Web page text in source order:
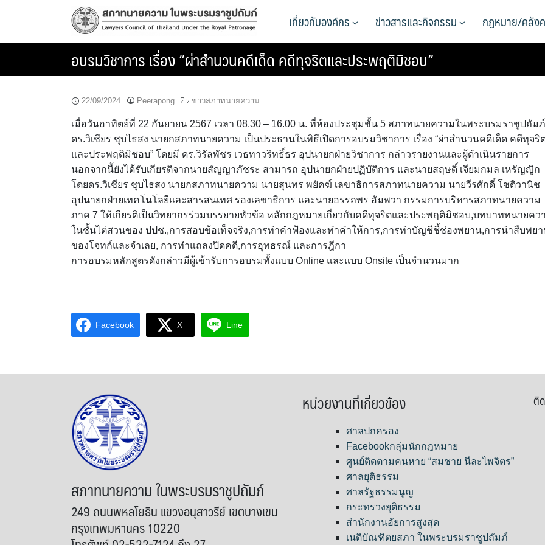
เกี่ยวกับองค์กร ข่าวสารและกิจกรรม กฎหมาย/คลัง
อบรมวิชาการ เรื่อง “ผ่าสำนวนคดีเด็ด คดีทุจริตและประพฤติมิชอบ”
22/09/2024 Peerapong ข่าวสภาทนายความ
เมื่อวันอาทิตย์ที่ 22 กันยายน 2567 เวลา 08.30 – 16.00 น. ที่ห้องประชุมชั้น 5 สภาทนายความในพระบรมราชูปถัมภ์
ดร.วิเชียร ชุบไธสง นายกสภาทนายความ เป็นประธานในพิธีเปิดการอบรมวิชาการ เรื่อง “ผ่าสำนวนคดีเด็ด คดีทุจริ
และประพฤติมิชอบ” โดยมี ดร.วิรัลพัชร เวธทาวริทธิ์ธร อุปนายกฝ่ายวิชาการ กล่าวรายงานและผู้ดำเนินรายการ
นอกจากนี้ยังได้รับเกียรติจากนายสัญญาภัชระ สามารถ อุปนายกฝ่ายปฏิบัติการ และนายสฤษดิ์ เจียมกมล เหรัญญิก
โดยดร.วิเชียร ชุบไธสง นายกสภาทนายความ นายสุนทร พยัคฆ์ เลขาธิการสภาทนายความ นายวีรศักดิ์ โชติวานิช
อุปนายกฝ่ายเทคโนโลยีและสารสนเทศ รองเลขาธิการ และนายอรรถพร อัมพวา กรรมการบริหารสภาทนายความ
ภาค 7 ให้เกียรติเป็นวิทยากรร่วมบรรยายหัวข้อ หลักกฎหมายเกี่ยวกับคดีทุจริตและประพฤติมิชอบ,บทบาททนายคว
ในชั้นไต่สวนของ ปปช.,การสอบข้อเท็จจริง,การทำคำฟ้องและทำคำให้การ,การทำบัญชีชี้ช่องพยาน,การนำสืบพย
ของโจทก์และจำเลย, การทำแถลงปิดคดี,การอุทธรณ์ และการฎีกา
การอบรมหลักสูตรดังกล่าวมีผู้เข้ารับการอบรมทั้งแบบ Online และแบบ Onsite เป็นจำนวนมาก
Facebook X Line
สภาทนายความ ในพระบรมราชูปถัมภ์
249 ถนนพหลโยธิน แขวงอนุสาวรีย์ เขตบางเขน
กรุงเทพมหานคร 10220
หน่วยงานที่เกี่ยวข้อง
ศาลปกครอง
Facebookกลุ่มนักกฎหมาย
ศูนย์ติดตามคนหาย “สมชาย นีละไพจิตร”
ศาลยุติธรรม
ศาลรัฐธรรมนูญ
กระทรวงยุติธรรม
สำนักงานอัยการสูงสุด
เนติบัณฑิตยสภา ในพระบรมราชูปถัมภ์
ติ